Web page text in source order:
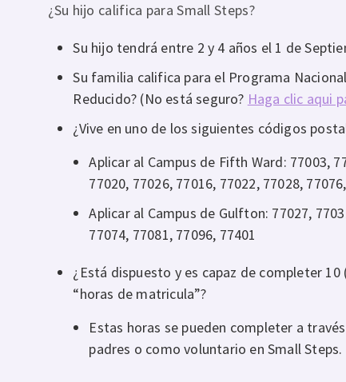
¿Su hijo califica para Small Steps?
Su hijo tendrá entre 2 y 4 años el 1 de
Su familia califica para el Programa
Reducido? (No está seguro? Haga clic aqui
¿Vive en uno de los siguientes códigos
Aplicar al Campus de Fifth Ward: 77003,
77020, 77026, 77016, 77022, 77028,
Aplicar al Campus de Gulfton: 77027,
77074, 77081, 77096, 77401
¿Está dispuesto y es capaz de completer 10
“horas de matricula”?
Estas horas se pueden completer a
padres o como voluntario en Small Steps.